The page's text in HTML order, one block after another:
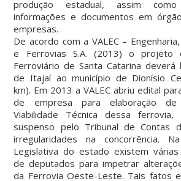
produção estadual, assim
informações e documentos em
empresas.
De acordo com a VALEC –
e Ferrovias S.A. (2013) o projeto
Ferroviário de Santa Catarina
de Itajaí ao município de Dionísio
km). Em 2013 a VALEC abriu edital
de empresa para elaboração
Viabilidade Técnica dessa
suspenso pelo Tribunal de Contas
irregularidades na concorrência.
Legislativa do estado existem
de deputados para impetrar
da Ferrovia Oeste-Leste. Tais fatos